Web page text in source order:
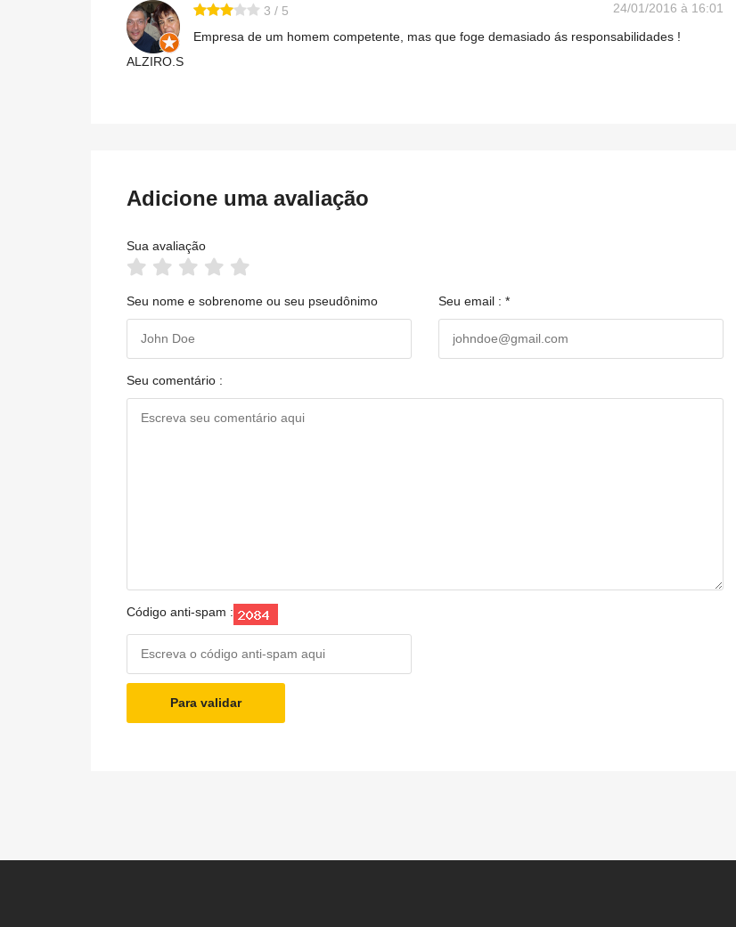
ALZIRO.S
3 / 5
24/01/2016 à 16:01
Empresa de um homem competente, mas que foge demasiado ás responsabilidades !
Adicione uma avaliação
Sua avaliação
Seu nome e sobrenome ou seu pseudônimo Seu email : *
Seu comentário :
Código anti-spam :
Para validar